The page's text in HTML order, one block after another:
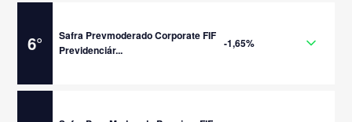
6°
Safra Prevmoderado Corporate FIF
Previdenciár...
-1,65%